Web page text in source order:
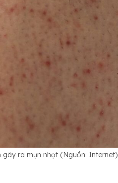
gây ra mụn nhọt (Nguồn: Internet)